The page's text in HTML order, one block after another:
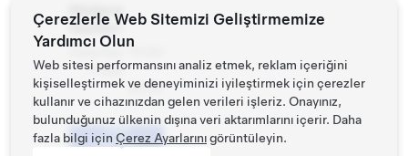
Mağaza
Saatleri
- Pazar
-
20:00
Test
Sürüşü
Çerezlerle Web Sitemizi Geliştirmemize
Yardımcı Olun
Web sitesi performansını analiz etmek, reklam içeriğini
kişiselleştirmek ve deneyiminizi iyileştirmek için çerezler
kullanır ve cihazınızdan gelen verileri işleriz. Onayınız,
bulunduğunuz ülkenin dışına veri aktarımlarını içerir. Daha
fazla bilgi için Çerez Ayarlarınıgörüntüleyin.